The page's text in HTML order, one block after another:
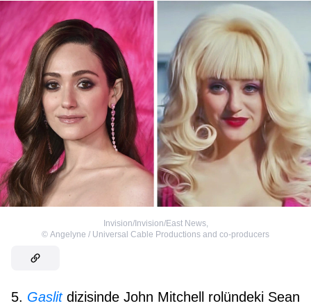
Invision/Invision/East News,
© Angelyne / Universal Cable Productions and co-producers
5. Gaslit dizisinde John Mitchell rolündeki Sean